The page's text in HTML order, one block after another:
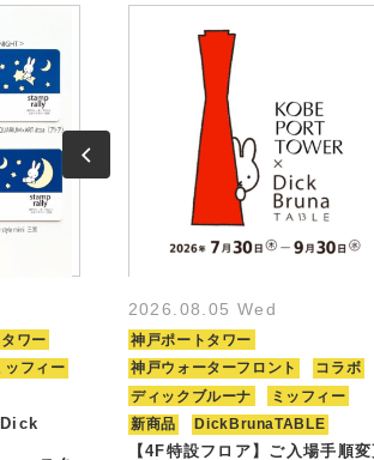
ワー
ッフィー
2026.08.05 Wed
神戸ポートタワー
神戸ウォーターフロント
コラボ
ディックブルーナ
ミッフィー
新商品
DickBrunaTABLE
【4F特設フロア】ご入場手順